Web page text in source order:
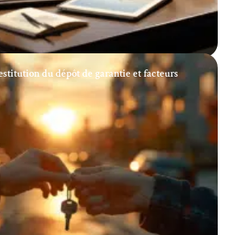
du dépôt de garantie et facteurs